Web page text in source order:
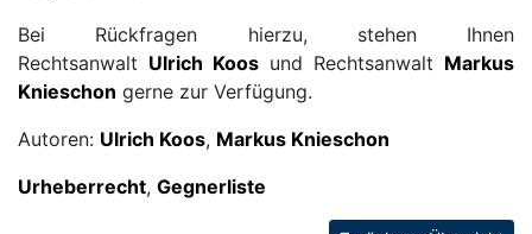
Bei Rückfragen hierzu, stehen Ihnen
Rechtsanwalt Ulrich Koos und Rechtsanwalt Markus
Knieschon gerne zur Verfügung.
Autoren: Ulrich Koos, Markus Knieschon
Urheberrecht, Gegnerliste